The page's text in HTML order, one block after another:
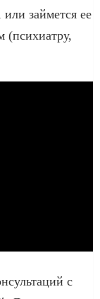
займется ее
(психиатру,
с